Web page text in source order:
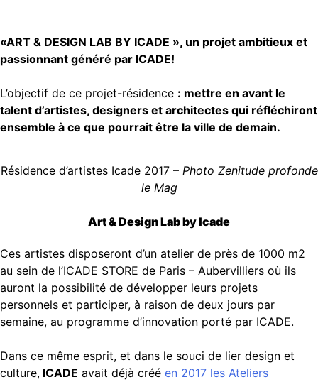
«ART & DESIGN LAB BY ICADE », un projet ambitieux et
passionnant généré par ICADE!
L’objectif de ce projet-résidence : mettre en avant le
talent d’artistes, designers et architectes qui réfléchiront
ensemble à ce que pourrait être la ville de demain.
Résidence d’artistes Icade 2017 – Photo Zenitude profonde
le Mag
Art & Design Lab by Icade
Ces artistes disposeront d’un atelier de près de 1000 m2
au sein de l’ICADE STORE de Paris – Aubervilliers où ils
auront la possibilité de développer leurs projets
personnels et participer, à raison de deux jours par
semaine, au programme d’innovation porté par ICADE.
Dans ce même esprit, et dans le souci de lier design et
culture, ICADE avait déjà créé en 2017 les Ateliers